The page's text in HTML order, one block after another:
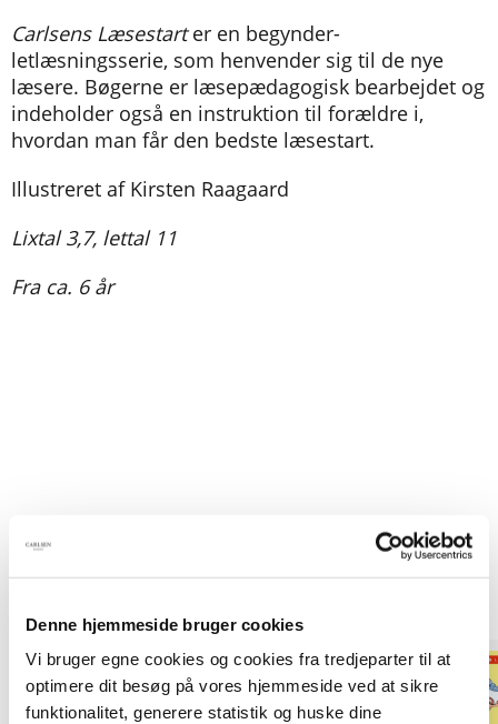
Denne hjemmeside bruger cookies
Vi bruger egne cookies og cookies fra tredjeparter til at
optimere dit besøg på vores hjemmeside ved at sikre
funktionalitet, generere statistik og huske dine
Carlsens Læsestarter en begynder-
letlæsningsserie, som henvender sig til de nye
læsere. Bøgerne er læsepædagogisk bearbejdet og
indeholder også en instruktion til forældre i,
hvordan man får den bedste læsestart.
Illustreret af Kirsten Raagaard
Lixtal 3,7, lettal 11
Fra ca. 6 år
Titler i serien